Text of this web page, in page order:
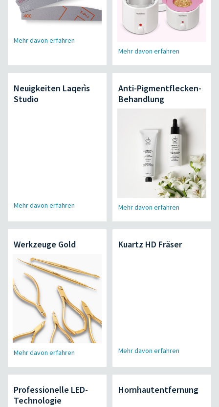
Mehr davon erfahren
Mehr davon erfahren
Neuigkeiten Laqerìs
Studio
Mehr davon erfahren
Anti-Pigmentflecken-
Behandlung
Mehr davon erfahren
Werkzeuge Gold
Mehr davon erfahren
Kuartz HD Fräser
Mehr davon erfahren
Professionelle LED-
Technologie
Hornhautentfernung